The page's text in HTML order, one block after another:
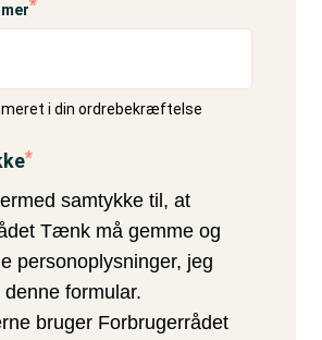
i din ordrebekræftelse
samtykke til, at
Tænk må gemme og
personoplysninger, jeg
formular.
bruger Forbrugerrådet